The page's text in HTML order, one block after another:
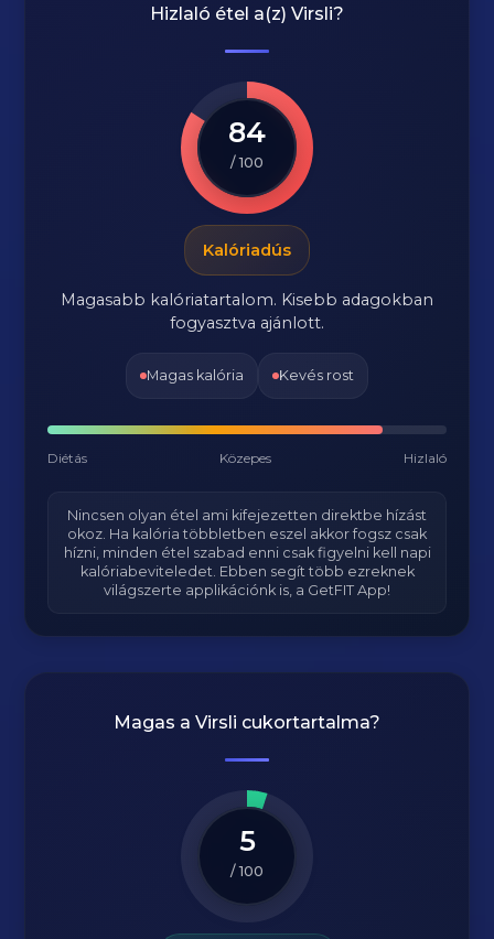
Hizlaló étel a(z) Virsli?
84
/ 100
Kalóriadús
Magasabb kalóriatartalom. Kisebb adagokban
fogyasztva ajánlott.
Magas kalória Kevés rost
Diétás Közepes Hizlaló
Nincsen olyan étel ami kifejezetten direktbe hízást
okoz. Ha kalória többletben eszel akkor fogsz csak
hízni, minden étel szabad enni csak figyelni kell napi
kalóriabeviteledet. Ebben segít több ezreknek
világszerte applikációnk is, a GetFIT App!
Magas a Virsli cukortartalma?
5
/ 100